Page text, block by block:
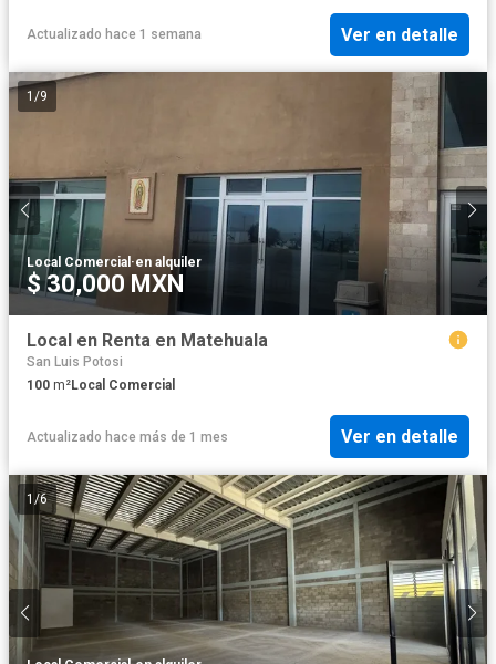
Actualizado hace 1 semana Ver en detalle
1 /9
Local Comercial ·en alquiler
$ 30,000 MXN
Local en Renta en Matehuala
San Luis Potosi
100 m²Local Comercial
Actualizado hace más de 1 mes Ver en detalle
1 /6